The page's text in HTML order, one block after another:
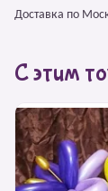
Доставка по
С этим